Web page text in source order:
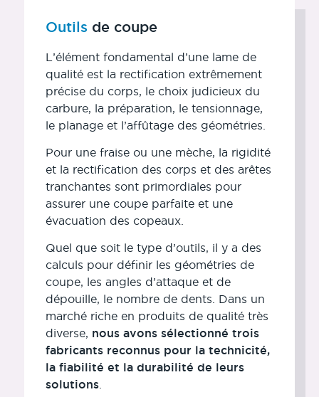
Outils de coupe
L’élément fondamental d’une lame de
qualité est la rectification extrêmement
précise du corps, le choix judicieux du
carbure, la préparation, le tensionnage,
le planage et l’affûtage des géométries.
Pour une fraise ou une mèche, la rigidité
et la rectification des corps et des arêtes
tranchantes sont primordiales pour
assurer une coupe parfaite et une
évacuation des copeaux.
Quel que soit le type d’outils, il y a des
calculs pour définir les géométries de
coupe, les angles d’attaque et de
dépouille, le nombre de dents. Dans un
marché riche en produits de qualité très
diverse, nous avons sélectionné trois
fabricants reconnus pour la technicité,
la fiabilité et la durabilité de leurs
solutions.